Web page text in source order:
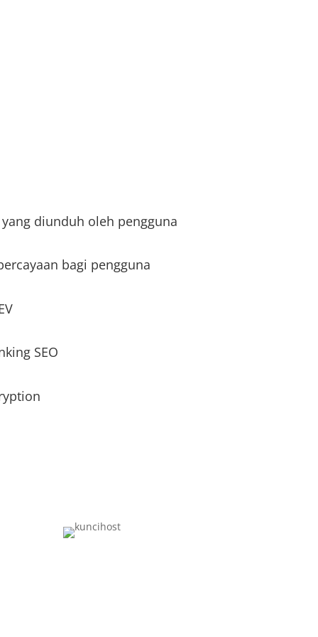
diunduh oleh pengguna
bagi pengguna
SEO